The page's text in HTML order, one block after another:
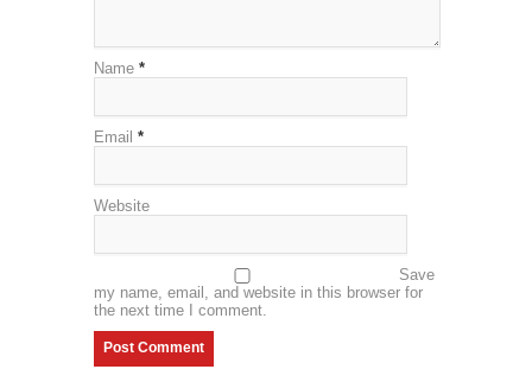
Name *
Email *
Website
Save
my name, email, and website in this browser for
the next time I comment.